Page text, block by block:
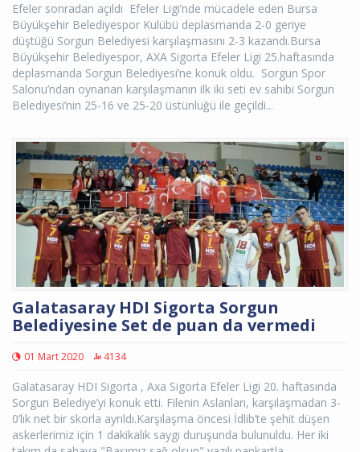
Efeler sonradan açıldı Efeler Ligi’nde mücadele eden Bursa
Büyükşehir Belediyespor Kulübü deplasmanda 2-0 geriye
düştüğü Sorgun Belediyesi karşılaşmasını 2-3 kazandı.Bursa
Büyükşehir Belediyespor, AXA Sigorta Efeler Ligi 25.haftasında
deplasmanda Sorgun Belediyesi’ne konuk oldu. Sorgun Spor
Salonu’ndan oynanan karşılaşmanın ilk iki seti ev sahibi Sorgun
Belediyesi’nin 25-16 ve 25-20 üstünlüğü ile geçildi...
Galatasaray HDI Sigorta Sorgun
Belediyesine Set de puan da vermedi
01 Mart 2020 4134
Galatasaray HDI Sigorta , Axa Sigorta Efeler Ligi 20. haftasında
Sorgun Belediye’yi konuk etti. Filenin Aslanları, karşılaşmadan 3-
0’lık net bir skorla ayrıldı.Karşılaşma öncesi İdlib’te şehit düşen
askerlerimiz için 1 dakikalık saygı duruşunda bulunuldu. Her iki